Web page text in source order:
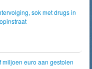
sok met drugs in
miljoen euro aan gestolen